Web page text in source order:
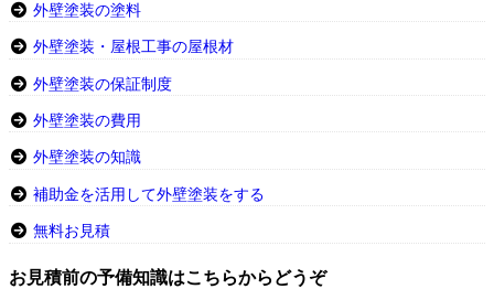
外壁塗装の塗料
外壁塗装・屋根工事の屋根材
外壁塗装の保証制度
外壁塗装の費用
外壁塗装の知識
補助金を活用して外壁塗装をする
無料お見積
お見積前の予備知識はこちらからどうぞ